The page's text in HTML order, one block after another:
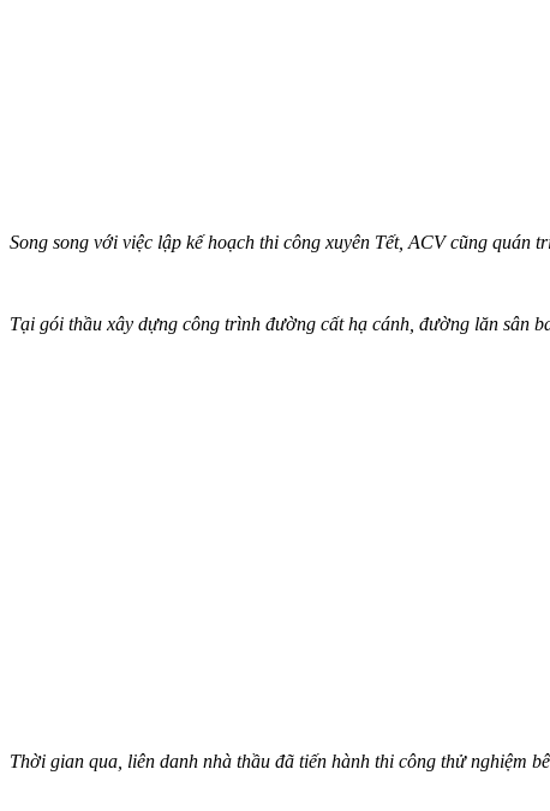
Song song với việc lập kế hoạch thi công xuyên Tết, ACV cũng
Tại gói thầu xây dựng công trình đường cất hạ cánh, đường lăn sân
Thời gian qua, liên danh nhà thầu đã tiến hành thi công thử nghiệm